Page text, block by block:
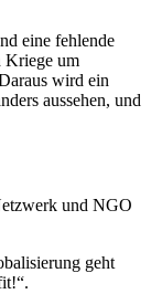
eine fehlende
Kriege um
wird ein
aussehen, und
und NGO
geht